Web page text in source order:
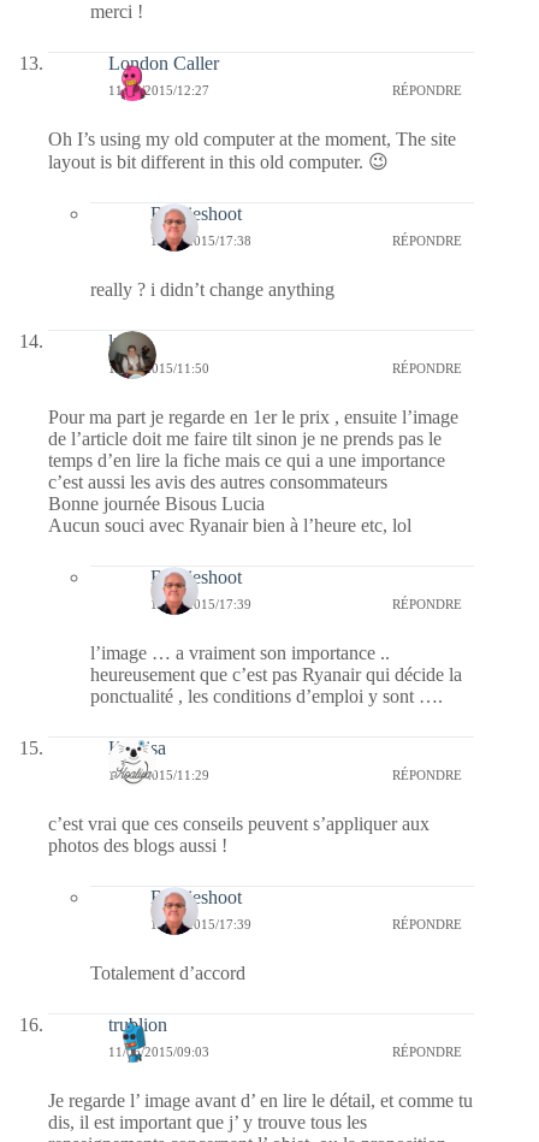
merci !
London Caller
11/06/2015/12:27 RÉPONDRE
Oh I’s using my old computer at the moment, The site
layout is bit different in this old computer. 😉
Bernieshoot
11/06/2015/17:38 RÉPONDRE
really ? i didn’t change anything
lucia
11/06/2015/11:50 RÉPONDRE
Pour ma part je regarde en 1er le prix , ensuite l’image
de l’article doit me faire tilt sinon je ne prends pas le
temps d’en lire la fiche mais ce qui a une importance
c’est aussi les avis des autres consommateurs
Bonne journée Bisous Lucia
Aucun souci avec Ryanair bien à l’heure etc, lol
Bernieshoot
11/06/2015/17:39 RÉPONDRE
l’image … a vraiment son importance ..
heureusement que c’est pas Ryanair qui décide la
ponctualité , les conditions d’emploi y sont ….
Koalisa
11/06/2015/11:29 RÉPONDRE
c’est vrai que ces conseils peuvent s’appliquer aux
photos des blogs aussi !
Bernieshoot
11/06/2015/17:39 RÉPONDRE
Totalement d’accord
trublion
11/06/2015/09:03 RÉPONDRE
Je regarde l’ image avant d’ en lire le détail, et comme tu
dis, il est important que j’ y trouve tous les